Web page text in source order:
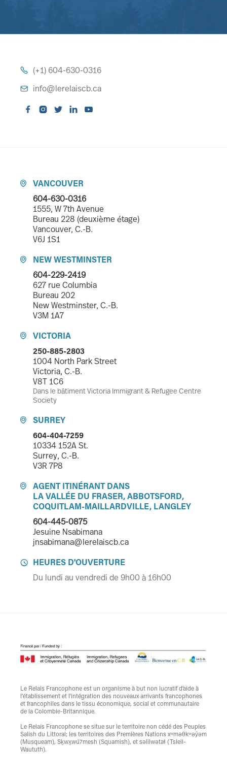
 (+1) 604-630-0316
 info@lerelaiscb.ca
    

VANCOUVER
604-630-0316
1555, W 7th Avenue
Bureau 228 (deuxième étage)
Vancouver, C.-B.
V6J 1S1

NEW WESTMINSTER
604-229-2419
627 rue Columbia
Bureau 202
New Westminster, C.-B.
V3M 1A7

VICTORIA
250-885-2803
1004 North Park Street
Victoria, C.-B.
V8T 1C6
Dans le bâtiment Victoria Immigrant & Refugee Centre
Society

SURREY
604-404-7259
10334 152A St.
Surrey, C.-B.
V3R 7P8

AGENT ITINÉRANT DANS
LA VALLÉE DU FRASER, ABBOTSFORD,
COQUITLAM-MAILLARDVILLE, LANGLEY
604-445-0875
Jesuine Nsabimana
jnsabimana@lerelaiscb.ca

HEURES D'OUVERTURE
Du lundi au vendredi de 9h00 à 16h00
Le Relais Francophone est un organisme à but non lucratif d’aide à
l'établissement et l'intégration des nouveaux arrivants francophones
et francophiles dans le tissu économique, social et communautaire
de la Colombie-Britannique.
Le Relais Francophone se situe sur le territoire non cédé des Peuples
Salish du Littoral; les territoires des Premières Nations xʷməθkʷəy̓əm
(Musqueam), Sḵwx̱wú7mesh (Squamish), et səlilwətaɬ (Tsleil-
Waututh).